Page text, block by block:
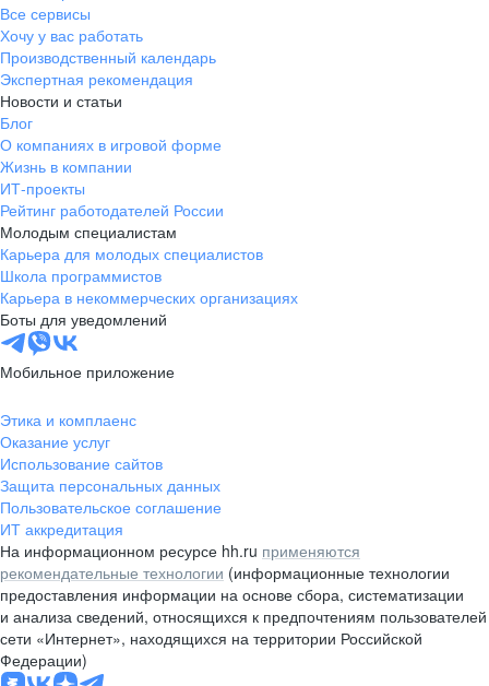
Все сервисы
Хочу у вас работать
Производственный календарь
Экспертная рекомендация
Новости и статьи
Блог
О компаниях в игровой форме
Жизнь в компании
ИТ-проекты
Рейтинг работодателей России
Молодым специалистам
Карьера для молодых специалистов
Школа программистов
Карьера в некоммерческих организациях
Боты для уведомлений
Мобильное приложение
Этика и комплаенс
Оказание услуг
Использование сайтов
Защита персональных данных
Пользовательское соглашение
ИТ аккредитация
На информационном ресурсе hh.ru применяются
рекомендательные технологии (информационные технологии
предоставления информации на основе сбора, систематизации
и анализа сведений, относящихся к предпочтениям пользователей
сети «Интернет», находящихся на территории Российской
Федерации)